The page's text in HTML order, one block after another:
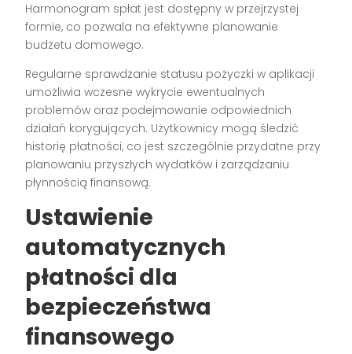
Harmonogram spłat jest dostępny w przejrzystej
formie, co pozwala na efektywne planowanie
budżetu domowego.
Regularne sprawdzanie statusu pożyczki w aplikacji
umożliwia wczesne wykrycie ewentualnych
problemów oraz podejmowanie odpowiednich
działań korygujących. Użytkownicy mogą śledzić
historię płatności, co jest szczególnie przydatne przy
planowaniu przyszłych wydatków i zarządzaniu
płynnością finansową.
Ustawienie
automatycznych
płatności dla
bezpieczeństwa
finansowego